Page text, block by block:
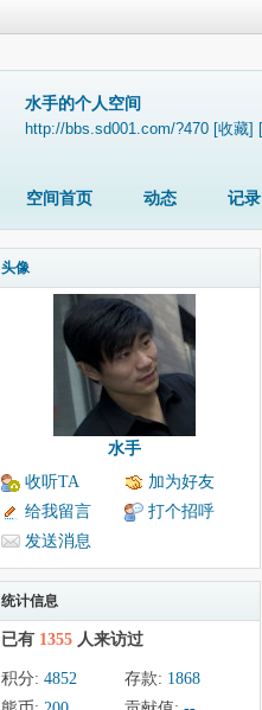
水手的个人空间
http://bbs.sd001.com/?470 [收藏]
空间首页 动态 记录
头像
水手
收听TA
加为好友
给我留言
打个招呼
发送消息
统计信息
已有 1355 人来访过
积分: 4852 存款: 1868